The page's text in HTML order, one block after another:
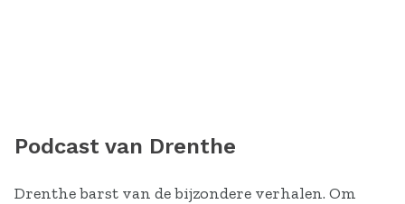
Podcast van Drenthe
Drenthe barst van de bijzondere verhalen. Om